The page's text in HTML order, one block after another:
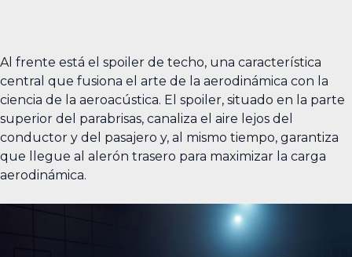
Al frente está el spoiler de techo, una característica
central que fusiona el arte de la aerodinámica con la
ciencia de la aeroacústica. El spoiler, situado en la parte
superior del parabrisas, canaliza el aire lejos del
conductor y del pasajero y, al mismo tiempo, garantiza
que llegue al alerón trasero para maximizar la carga
aerodinámica.